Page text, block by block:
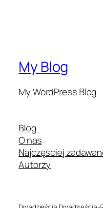
My Blog
My WordPress Blog
Blog
O nas
Najczęściej
Autorzy